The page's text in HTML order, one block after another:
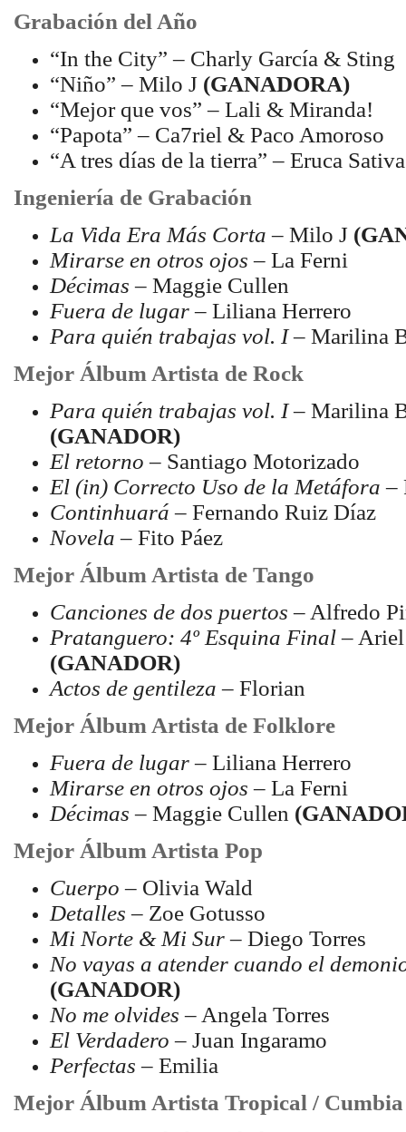
Grabación del Año
“In the City” – Charly García & Sting
“Niño” – Milo J (GANADORA)
“Mejor que vos” – Lali & Miranda!
“Papota” – Ca7riel & Paco Amoroso
“A tres días de la tierra” – Eruca Sativa
Ingeniería de Grabación
La Vida Era Más Corta – Milo J
Mirarse en otros ojos – La Ferni
Décimas – Maggie Cullen
Fuera de lugar– Liliana Herrero
Para quién trabajas vol. I– Marilina
Mejor Álbum Artista de Rock
Para quién trabajas vol. I– Marilina
(GANADOR)
El retorno – Santiago Motorizado
El (in) Correcto Uso de la Metáfora –
Continhuará – Fernando Ruiz Díaz
Novela – Fito Páez
Mejor Álbum Artista de Tango
Canciones de dos puertos – Alfredo
Pratanguero: 4º Esquina Final–
(GANADOR)
Actos de gentileza – Florian
Mejor Álbum Artista de Folklore
Fuera de lugar– Liliana Herrero
Mirarse en otros ojos – La Ferni
Décimas – Maggie Cullen
Mejor Álbum Artista Pop
Cuerpo – Olivia Wald
Detalles – Zoe Gotusso
Mi Norte & Mi Sur– Diego Torres
No vayas a atender cuando el
(GANADOR)
No me olvides – Angela Torres
El Verdadero – Juan Ingaramo
Perfectas – Emilia
Mejor Álbum Artista Tropical / Cumbia